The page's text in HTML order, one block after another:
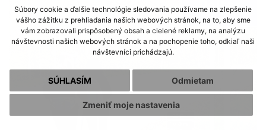
Súbory cookie a ďalšie technológie sledovania používame na zlepšenie
vášho zážitku z prehliadania našich webových stránok, na to, aby sme
vám zobrazovali prispôsobený obsah a cielené reklamy, na analýzu
návštevnosti našich webových stránok a na pochopenie toho, odkiaľ naši
návštevníci prichádzajú.
SÚHLASÍM Odmietam
Zmeniť moje nastavenia